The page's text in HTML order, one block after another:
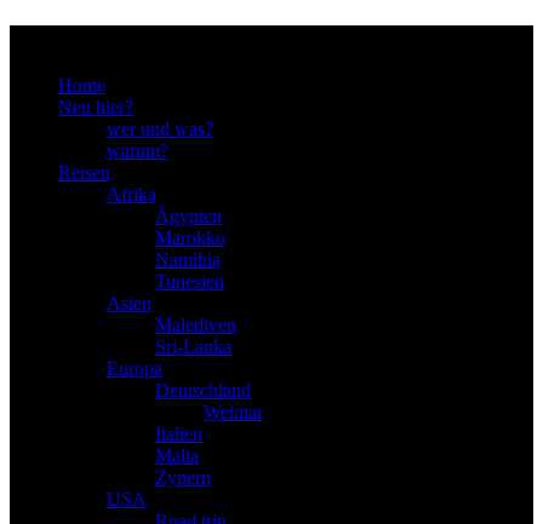
Home
Neu hier?
wer und was?
warum?
Reisen
Afrika
Ägypten
Marokko
Namibia
Tunesien
Asien
Malediven
Sri-Lanka
Europa
Deutschland
Weimar
Italien
Malta
Zypern
USA